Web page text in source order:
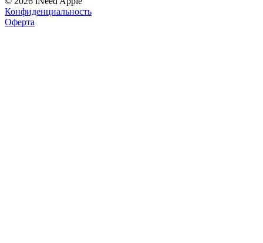
Конфиденциальность
Оферта